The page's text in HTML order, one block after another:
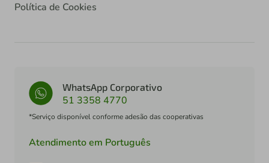
Política de Cookies
WhatsApp Corporativo
51 3358 4770
*Serviço disponível conforme adesão das cooperativas
Atendimento em Português